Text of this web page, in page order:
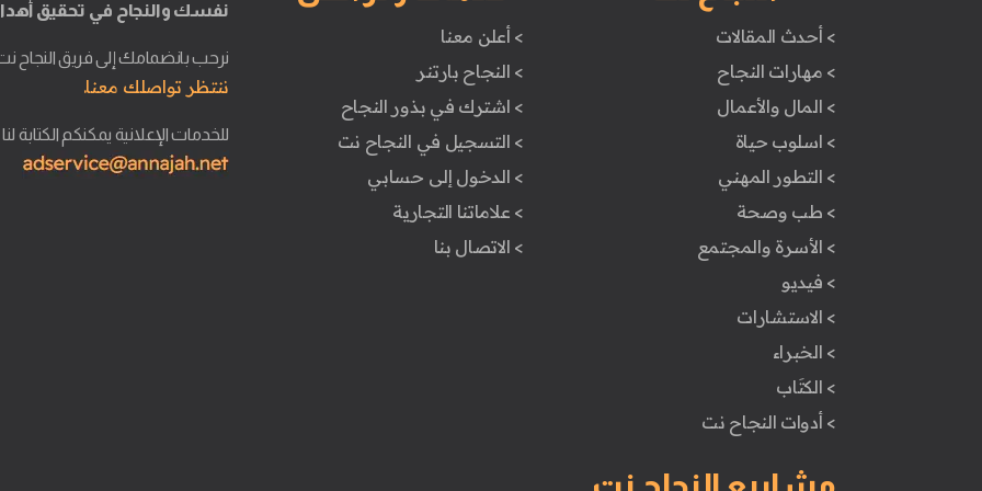
> أحدث المقالات
> مهارات النجاح
> المال والأعمال
> اسلوب حياة
> التطور المهني
> طب وصحة
> الأسرة والمجتمع
> فيديو
> الاستشارات
> الخبراء
> الكتَاب
> أدوات النجاح نت
> أعلن معنا
> النجاح بارتنر
> اشترك في بذور النجاح
> التسجيل في النجاح نت
> الدخول إلى حسابي
> علاماتنا التجارية
> الاتصال بنا
نفسك والنجاح في تحقيق
نرحب بانضمامك إلى فريق النجاح
ننتظر تواصلك معنا.
للخدمات الإعلانية يمكنكم الكتابة لنا